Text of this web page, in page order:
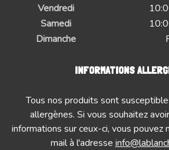
Vendredi
Samedi
Dimanche
INFORMATIONS
Tous nos produits sont
allergènes. Si vous souhaitez
informations sur ceux-ci, vous pouvez
mail à l'adresse